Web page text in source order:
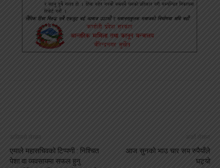
अघिल्लो लेखमा
एमाले महासचिवको टिप्पणी : निश्चित
पेशा वा व्यवसायमा सफल हुनु
अर्को लेखमा
आज सुनको भाउ चार सय रुपैयाँले
घट्यो